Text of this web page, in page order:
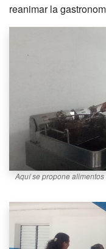
reanimar la
Aquí se propone